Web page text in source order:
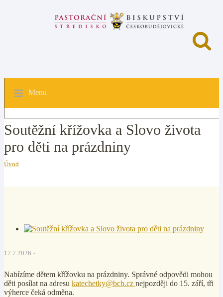
Menu
Soutěžní křížovka a Slovo života
pro děti na prázdniny
Úvod
17.7.2026
Nabízíme dětem křížovku na prázdniny. Správné odpovědi mohou
děti posílat na adresu katechetky@bcb.cz nejpozději do 15. září, tři
výherce čeká odměna.